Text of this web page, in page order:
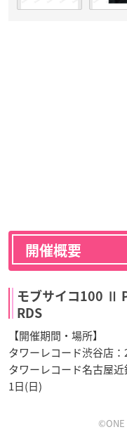
開催概要
モブサイコ100 Ⅱ
RDS
【開催期間・場所】
タワーレコード渋谷店
タワーレコード名古屋
1日(日)
©ONE